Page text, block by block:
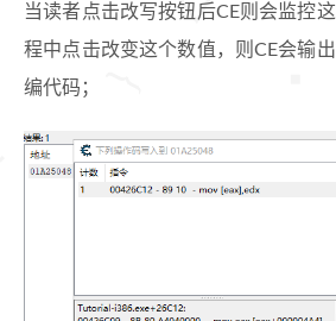
当读者点击改写按钮后CE则会监控
程中点击改变这个数值，则CE会输
编代码；